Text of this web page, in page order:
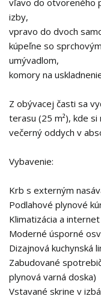
vľavo do otvoreného
izby,
vpravo do dvoch
kúpeľne so
umývadlom,
komory na
Z obývacej časti sa
terasu (25 m²), kde
večerný oddych v
Vybavenie:
Krb s externým
Podlahové plynové
Klimatizácia a internet
Moderné úsporné
Dizajnová kuchynská
Zabudované
plynová varná doska)
Vstavané skrine v